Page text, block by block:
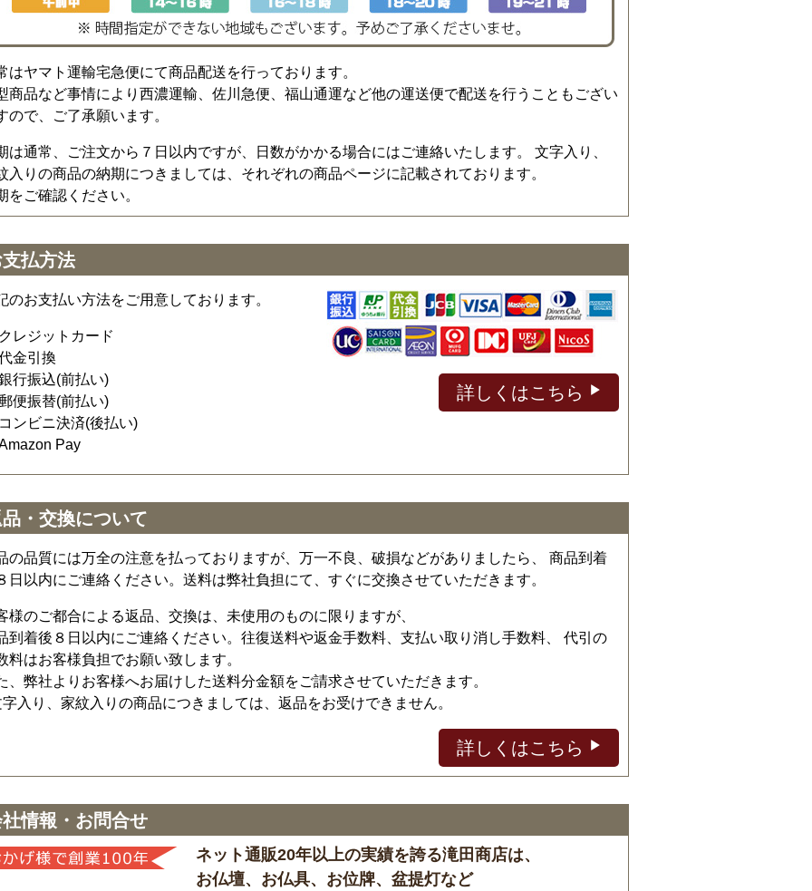
はヤマト運輸宅急便にて商品配送を行っております。
商品など事情により西濃運輸、佐川急便、福山通運など他の運送便で配送を行うこともござい
ので、ご了承願います。
は通常、ご注文から７日以内ですが、日数がかかる場合にはご連絡いたします。 文字入り、
入りの商品の納期につきましては、それぞれの商品ページに記載されております。
をご確認ください。
払方法
のお支払い方法をご用意しております。
レジットカード
金引換
行振込(前払い)
便振替(前払い)
ンビニ決済(後払い)
Pay
詳しくはこちら
・交換について
の品質には万全の注意を払っておりますが、万一不良、破損などがありましたら、 商品到着
日以内にご連絡ください。送料は弊社負担にて、すぐに交換させていただきます。
様のご都合による返品、交換は、未使用のものに限りますが、
到着後８日以内にご連絡ください。往復送料や返金手数料、支払い取り消し手数料、 代引の
料はお客様負担でお願い致します。
、弊社よりお客様へお届けした送料分金額をご請求させていただきます。
入り、家紋入りの商品につきましては、返品をお受けできません。
詳しくはこちら
情報・お問合せ
ネット通販20年以上の実績を誇る滝田商店は、
お仏壇、お仏具、お位牌、盆提灯など